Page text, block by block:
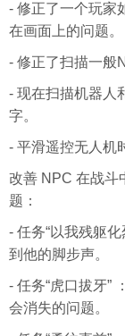
- 修正了一个玩家
在画面上的问题。
- 修正了扫描一般
- 现在扫描机器人
字。
- 平滑遥控无人机
改善 NPC 在战斗
题：
- 任务“以我残躯
到他的脚步声。
- 任务“虎口拔牙”
会消失的问题。